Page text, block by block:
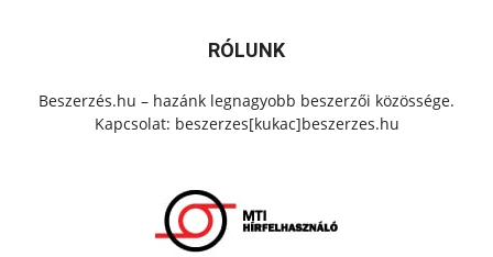
RÓLUNK
Beszerzés.hu – hazánk legnagyobb beszerzői közössége.
Kapcsolat: beszerzes[kukac]beszerzes.hu